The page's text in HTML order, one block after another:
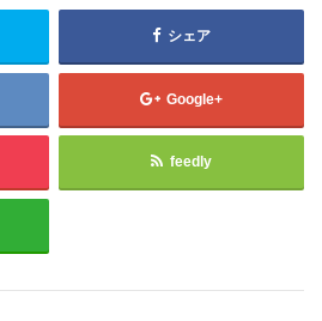
シェア
Google+
feedly